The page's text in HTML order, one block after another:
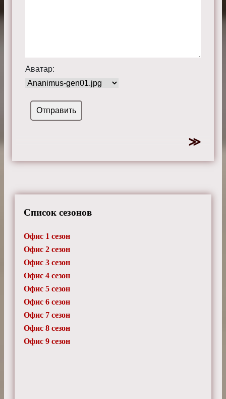
Аватар:
Список сезонов
Офис 1 сезон
Офис 2 сезон
Офис 3 сезон
Офис 4 сезон
Офис 5 сезон
Офис 6 сезон
Офис 7 сезон
Офис 8 сезон
Офис 9 сезон